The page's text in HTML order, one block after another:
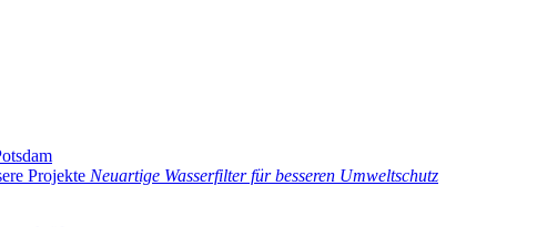
Projekte Neuartige Wasserfilter für besseren Umweltschutz